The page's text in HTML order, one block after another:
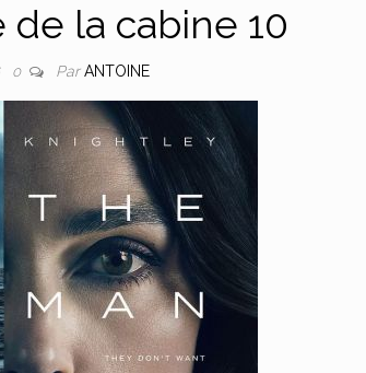
de la cabine 10
0 ParANTOINE